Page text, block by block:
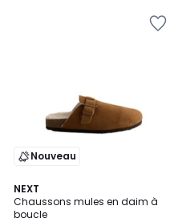
Nouveau
NEXT
Chaussons mules en daim à
boucle